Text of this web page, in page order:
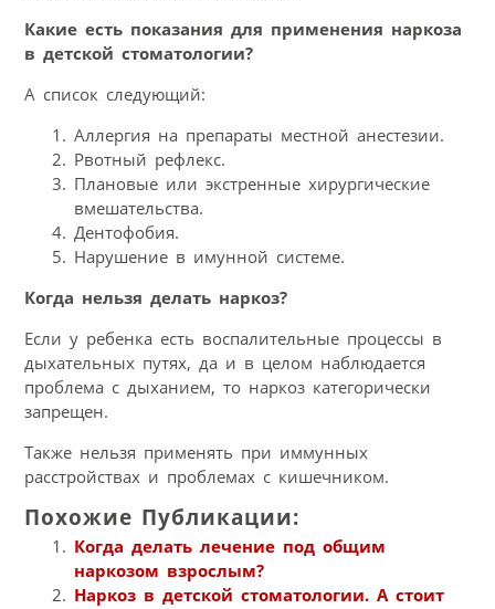
Какие есть показания для применения наркоза
в детской стоматологии?
А список следующий:
Аллергия на препараты местной анестезии.
Рвотный рефлекс.
Плановые или экстренные хирургические
вмешательства.
Дентофобия.
Нарушение в имунной системе.
Когда нельзя делать наркоз?
Если у ребенка есть воспалительные процессы в
дыхательных путях, да и в целом наблюдается
проблема с дыханием, то наркоз категорически
запрещен.
Также нельзя применять при иммунных
расстройствах и проблемах с кишечником.
Похожие Публикации:
Когда делать лечение под общим
наркозом взрослым?
Наркоз в детской стоматологии. А стоит